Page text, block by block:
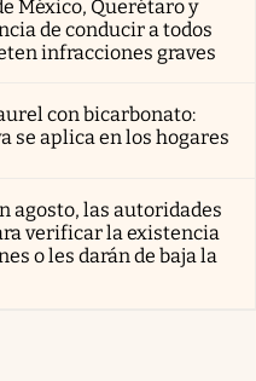
México, Querétaro y
de conducir a todos
infracciones graves
con bicarbonato:
se aplica en los hogares
agosto, las autoridades
verificar la existencia
o les darán de baja la